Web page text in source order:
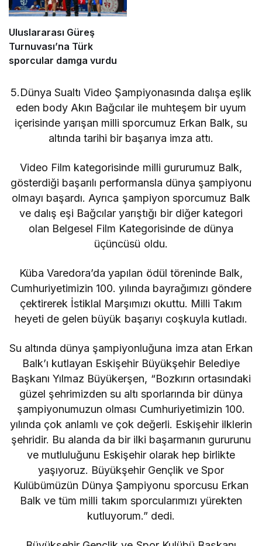
Uluslararası Güreş
Turnuvası’na Türk
sporcular damga vurdu
5.Dünya Sualtı Video Şampiyonasında dalışa eşlik
eden body Akın Bağcılar ile muhteşem bir uyum
içerisinde yarışan milli sporcumuz Erkan Balk, su
altında tarihi bir başarıya imza attı.
Video Film kategorisinde milli gururumuz Balk,
gösterdiği başarılı performansla dünya şampiyonu
olmayı başardı. Ayrıca şampiyon sporcumuz Balk
ve dalış eşi Bağcılar yarıştığı bir diğer kategori
olan Belgesel Film Kategorisinde de dünya
üçüncüsü oldu.
Küba Varedora’da yapılan ödül töreninde Balk,
Cumhuriyetimizin 100. yılında bayrağımızı göndere
çektirerek İstiklal Marşımızı okuttu. Milli Takım
heyeti de gelen büyük başarıyı coşkuyla kutladı.
Su altında dünya şampiyonluğuna imza atan Erkan
Balk’ı kutlayan Eskişehir Büyükşehir Belediye
Başkanı Yılmaz Büyükerşen, “Bozkırın ortasındaki
güzel şehrimizden su altı sporlarında bir dünya
şampiyonumuzun olması Cumhuriyetimizin 100.
yılında çok anlamlı ve çok değerli. Eskişehir ilklerin
şehridir. Bu alanda da bir ilki başarmanın gururunu
ve mutluluğunu Eskişehir olarak hep birlikte
yaşıyoruz. Büyükşehir Gençlik ve Spor
Kulübümüzün Dünya Şampiyonu sporcusu Erkan
Balk ve tüm milli takım sporcularımızı yürekten
kutluyorum.” dedi.